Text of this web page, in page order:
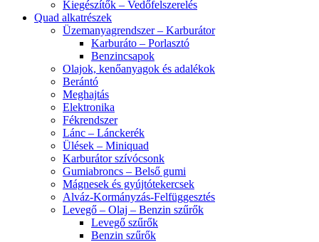
Kiegészítők – Vedőfelszerelés
Quad alkatrészek
Üzemanyagrendszer – Karburátor
Karburáto – Porlasztó
Benzincsapok
Olajok, kenőanyagok és adalékok
Berántó
Meghajtás
Elektronika
Fékrendszer
Lánc – Lánckerék
Ülések – Miniquad
Karburátor szívócsonk
Gumiabroncs – Belső gumi
Mágnesek és gyújtótekercsek
Alváz-Kormányzás-Felfüggesztés
Levegő – Olaj – Benzin szűrők
Levegő szűrők
Benzin szűrők